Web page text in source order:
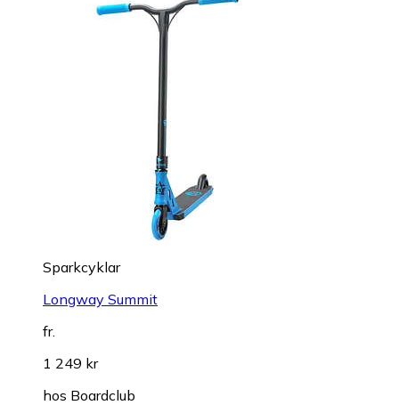
Sparkcyklar
Longway Summit
fr.
1 249 kr
hos Boardclub